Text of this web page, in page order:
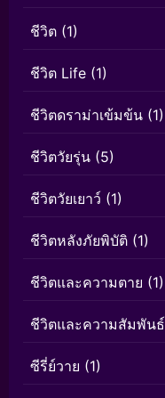
ชีวิต (1)
ชีวิต Life (1)
ชีวิตดราม่าเข้มข้น (1)
ชีวิตวัยรุ่น (5)
ชีวิตวัยเยาว์ (1)
ชีวิตหลังภัยพิบัติ (1)
ชีวิตและความตาย (1)
ชีวิตและความสัมพันธ์
ซีรี่ย์วาย (1)